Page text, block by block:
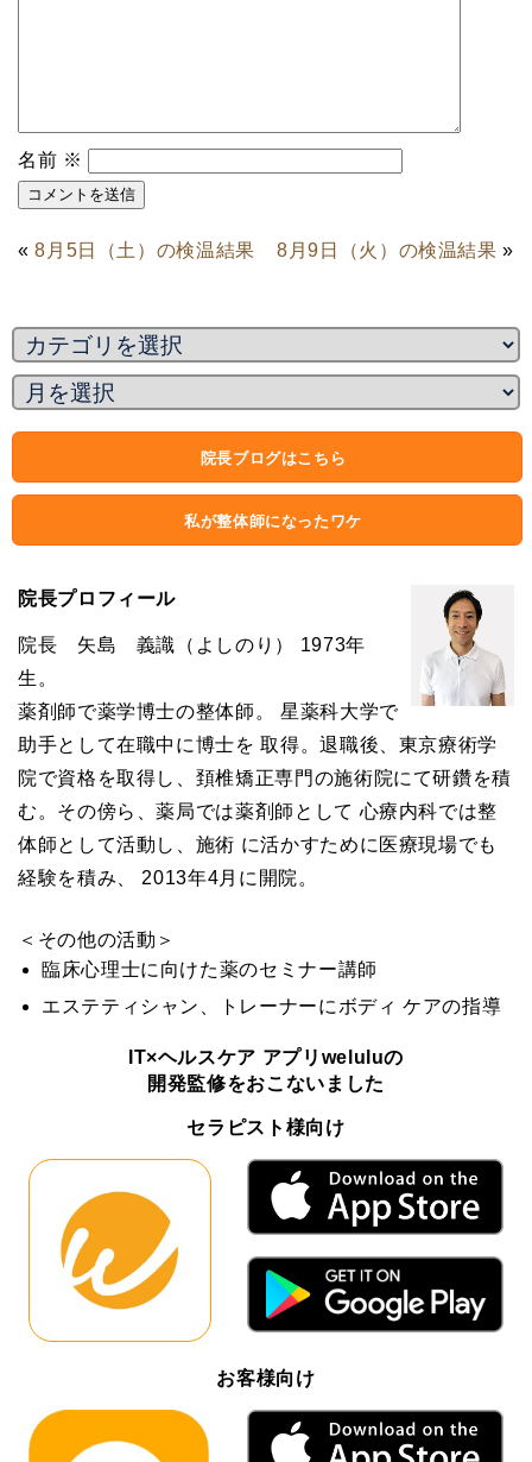
名前 ※
«8月5日（土）の検温結果 8月9日（火）の検温結果 »
院長ブログはこちら
私が整体師になったワケ
院長プロフィール
院長 矢島 義識（よしのり） 1973年
生。
薬剤師で薬学博士の整体師。 星薬科大学で
助手として在職中に博士を 取得。退職後、東京療術学
院で資格を取得し、頚椎矯正専門の施術院にて研鑽を積
む。その傍ら、薬局では薬剤師として 心療内科では整
体師として活動し、施術 に活かすために医療現場でも
経験を積み、 2013年4月に開院。
＜その他の活動＞
臨床心理士に向けた薬のセミナー講師
エステティシャン、トレーナーにボディ ケアの指導
IT×ヘルスケア アプリweluluの
開発監修をおこないました
セラピスト様向け
お客様向け